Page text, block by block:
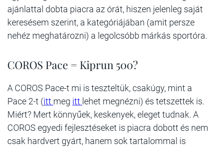
ajánlattal dobta piacra az órát, hiszen jelenleg saját
keresésem szerint, a kategóriájában (amit persze
nehéz meghatározni) a legolcsóbb márkás sportóra.
COROS Pace = Kiprun 500?
A COROS Pace-t mi is teszteltük, csakúgy, mint a
Pace 2-t (itt meg itt lehet megnézni) és tetszettek is.
Miért? Mert könnyűek, keskenyek, eleget tudnak. A
COROS egyedi fejlesztéseket is piacra dobott és nem
csak hardvert gyárt, hanem sok tartalommal is